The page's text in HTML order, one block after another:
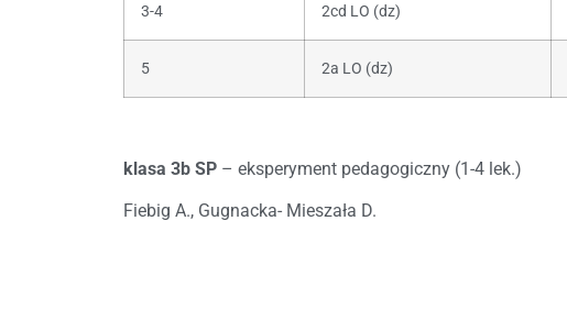
3-4 2cd LO (dz)
5 2a LO (dz)
klasa 3b SP – eksperyment pedagogiczny (1-4 lek.)
Fiebig A., Gugnacka- Mieszała D.